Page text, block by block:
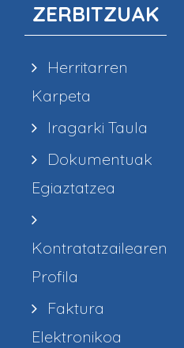
ZERBITZUAK
Herritarren
Karpeta
Iragarki Taula
Dokumentuak
Egiaztatzea
Kontratatzailearen
Profila
Faktura
Elektronikoa